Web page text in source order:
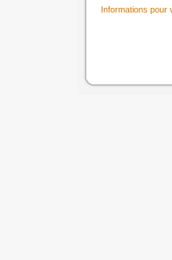
Informations pour